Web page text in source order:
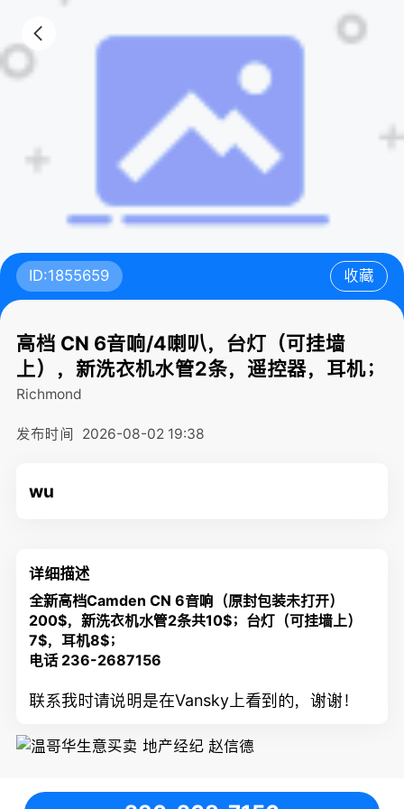
ID:1855659 收藏
高档 CN 6音响/4喇叭，台灯（可挂墙
上），新洗衣机水管2条，遥控器，耳机；
Richmond
发布时间 2026-08-02 19:38
wu
详细描述
全新高档Camden CN 6音响（原封包装未打开）
200$，新洗衣机水管2条共10$；台灯（可挂墙上）
7$，耳机8$；
电话 236-2687156
联系我时请说明是在Vansky上看到的，谢谢！